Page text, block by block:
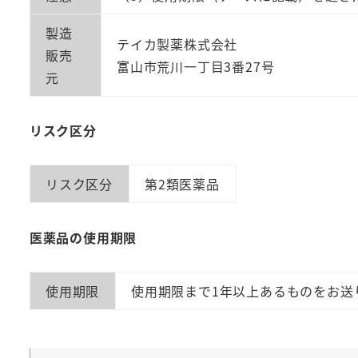
製造
販売
元
テイカ製薬株式会社
富山市荒川一丁目3番27号
リスク区分
リスク区分 第2類医薬品
医薬品の使用期限
使用期限 使用期限まで1年以上あるものをお送